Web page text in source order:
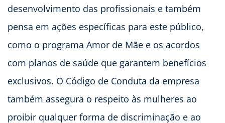
desenvolvimento das profissionais e também
pensa em ações específicas para este público,
como o programa Amor de Mãe e os acordos
com planos de saúde que garantem benefícios
exclusivos. O Código de Conduta da empresa
também assegura o respeito às mulheres ao
proibir qualquer forma de discriminação e ao